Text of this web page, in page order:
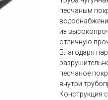
песчаным
из
отличную
Благодаря
песчаное
внутри
Конструкция